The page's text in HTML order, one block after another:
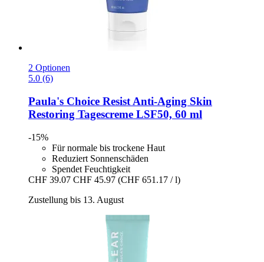
2 Optionen
5.0 (6)
Paula's Choice Resist Anti-​Aging Skin
Restoring Tagescreme LSF50, 60 ml
-15%
Für normale bis trockene Haut
Reduziert Sonnenschäden
Spendet Feuchtigkeit
CHF 39.07 CHF 45.97 (CHF 651.17 / l)
Zustellung bis 13. August